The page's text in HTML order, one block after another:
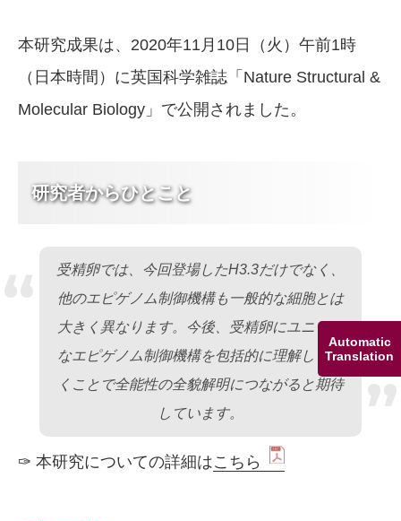
Automatic
Translation
本研究成果は、2020年11月10日（火）午前1時
（日本時間）に英国科学雑誌「Nature Structural &
Molecular Biology」で公開されました。
研究者からひとこと
受精卵では、今回登場したH3.3だけでなく、
他のエピゲノム制御機構も一般的な細胞とは
大きく異なります。今後、受精卵にユニーク
なエピゲノム制御機構を包括的に理解してい
くことで全能性の全貌解明につながると期待
しています。
✑ 本研究についての詳細はこちら